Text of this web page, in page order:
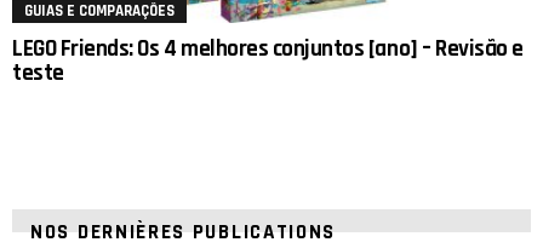
GUIAS E COMPARAÇÕES
LEGO Friends: Os 4 melhores conjuntos [ano] – Revisão e
teste
NOS DERNIÈRES PUBLICATIONS